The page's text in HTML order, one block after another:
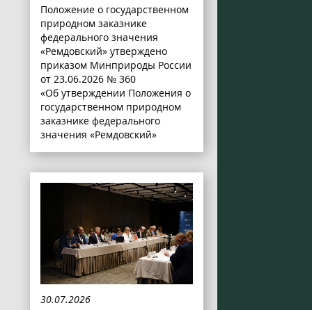
Положение о государственном
природном заказнике
федерального значения
«Ремдовский» утверждено
приказом Минприроды России
от 23.06.2026 № 360
«Об утверждении Положения о
государственном природном
заказнике федерального
значения «Ремдовский»
30.07.2026